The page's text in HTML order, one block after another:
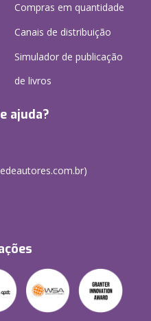
Compras em quantidade
Canais de distribuição
Simulador de publicação
de livros
ajuda?